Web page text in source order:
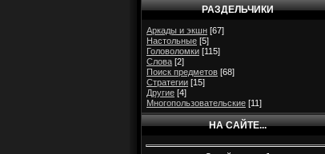
РАЗДЕЛЬЧИКИ
Аркады и экшн [67]
Настольные [5]
Головоломки [115]
Слова [2]
Поиск предметов [68]
Стратегии [15]
Другие [4]
Многопользовательские [11]
НА САЙТЕ...